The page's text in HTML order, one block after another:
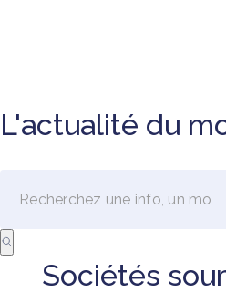
L'actualité du
Sociétés